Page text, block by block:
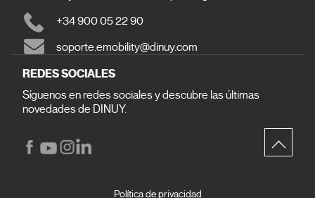
+34 900 05 22 90
soporte.emobility@dinuy.com
REDES SOCIALES
Síguenos en redes sociales y descubre las últimas
novedades de DINUY.
Política de privacidad